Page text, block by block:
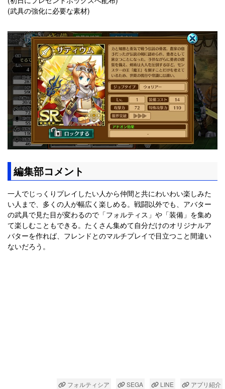
(武具の強化に必要な素材)
編集部コメント
一人でじっくりプレイしたい人から仲間と共にわいわい楽しみた
い人まで、多くの人が幅広く楽しめる。戦闘以外でも、アバター
の武具で見た目が変わるので「フォルティス」や「装備」を集め
て楽しむこともできる。たくさん集めて自分だけのオリジナルア
バターを作れば、フレンドとのマルチプレイで目立つこと間違い
ないだろう。
フォルティシア SEGA LINE アプリ紹介